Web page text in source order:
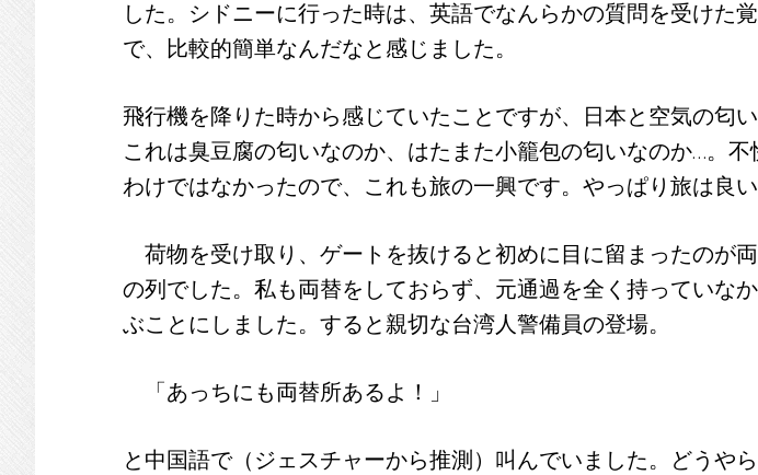
した。シドニーに行った時は、英語でなんらかの質問を受けた
で、比較的簡単なんだなと感じました。
飛行機を降りた時から感じていたことですが、日本と空気の匂い
これは臭豆腐の匂いなのか、はたまた小籠包の匂いなのか…。不
わけではなかったので、これも旅の一興です。やっぱり旅は良い
荷物を受け取り、ゲートを抜けると初めに目に留まったのが
の列でした。私も両替をしておらず、元通過を全く持っていな
ぶことにしました。すると親切な台湾人警備員の登場。
「あっちにも両替所あるよ！」
と中国語で（ジェスチャーから推測）叫んでいました。どうや